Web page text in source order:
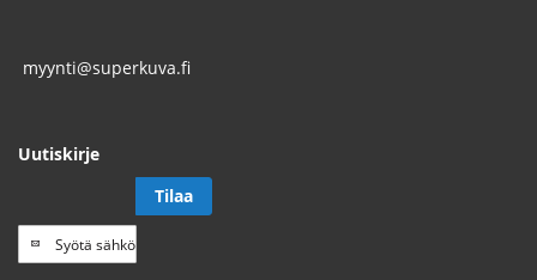
myynti@superkuva.fi
Uutiskirje
Tilaa
uutiskirje
Tilaa